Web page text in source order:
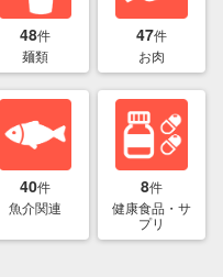
48件
麺類
47件
お肉
40件
魚介関連
8件
健康食品・サ
プリ